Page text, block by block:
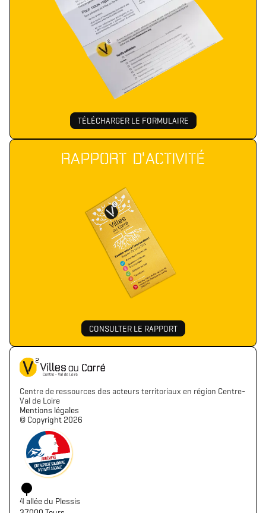
TÉLÉCHARGER LE FORMULAIRE
RAPPORT D'ACTIVITÉ
CONSULTER LE RAPPORT
Centre de ressources des acteurs territoriaux en région Centre-
Val de Loire
Mentions légales
©️ Copyright 2026
4 allée du Plessis